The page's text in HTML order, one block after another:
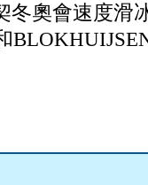
冬奧會速度滑